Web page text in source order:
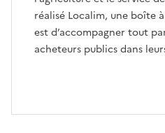
réalisé Localim, une boîte
est d’accompagner tout
acheteurs publics dans